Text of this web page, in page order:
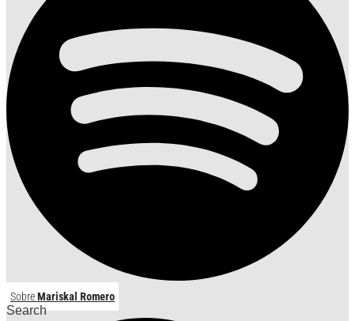
SobreMariskal Romero
Search